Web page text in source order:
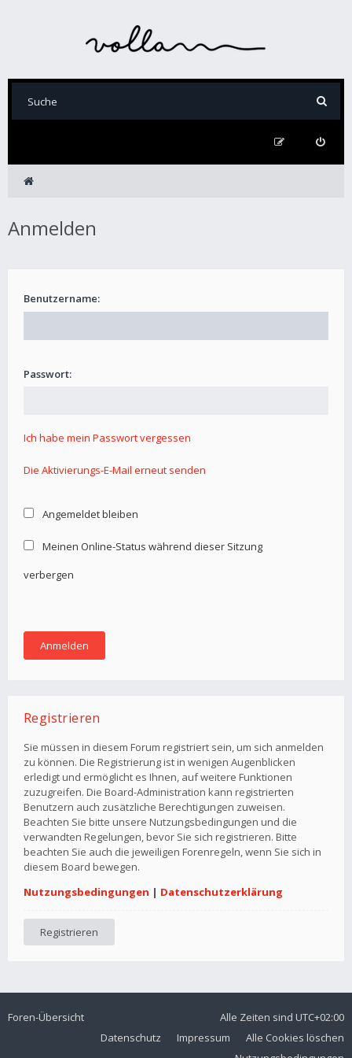
Anmelden
Benutzername:
Passwort:
Ich habe mein Passwort vergessen
Die Aktivierungs-E-Mail erneut senden
Angemeldet bleiben
Meinen Online-Status während dieser Sitzung
verbergen
Registrieren
Sie müssen in diesem Forum registriert sein, um sich anmelden
zu können. Die Registrierung ist in wenigen Augenblicken
erledigt und ermöglicht es Ihnen, auf weitere Funktionen
zuzugreifen. Die Board-Administration kann registrierten
Benutzern auch zusätzliche Berechtigungen zuweisen.
Beachten Sie bitte unsere Nutzungsbedingungen und die
verwandten Regelungen, bevor Sie sich registrieren. Bitte
beachten Sie auch die jeweiligen Forenregeln, wenn Sie sich in
diesem Board bewegen.
Nutzungsbedingungen | Datenschutzerklärung
Registrieren
Foren-Übersicht Alle Zeiten sind UTC+02:00
Alle Cookies löschen
Impressum
Datenschutz